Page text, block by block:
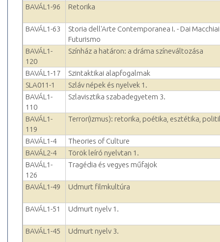
BAVÁL1-96
Retorika
BAVÁL1-63
Storia dell'Arte Contemporanea I. - Dai
Futurismo
BAVÁL1-
120
Színház a határon: a dráma színeváltozása
BAVÁL1-17
Szintaktikai alapfogalmak
SLA011-1
Szláv népek és nyelvek 1.
BAVÁL1-
110
Szlavisztika szabadegyetem 3.
BAVÁL1-
119
Terror(izmus): retorika, poétika, esztétika,
BAVÁL1-4
Theories of Culture
BAVÁL2-4
Török leíró nyelvtan 1.
BAVÁL1-
126
Tragédia és vegyes műfajok
BAVÁL1-49 Udmurt filmkultúra
BAVÁL1-51 Udmurt nyelv 1.
BAVÁL1-45 Udmurt nyelv 3.